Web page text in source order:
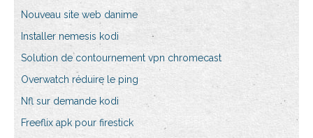
Nouveau site web danime
Installer nemesis kodi
Solution de contournement vpn chromecast
Overwatch réduire le ping
Nfl sur demande kodi
Freeflix apk pour firestick